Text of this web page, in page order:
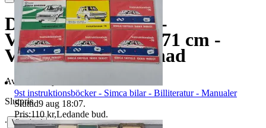
D.M.T. Tho. ET 86 -
Väggbonad - 106 x 71 cm -
Väggprydnad - Bonad
Avslutad
Slutpris
∙ Visa bud
9st instruktionsböcker - Simca bilar - Billiteratur - Manualer
Sluttid9 aug 18:07.
Pris:110 kr,Ledande bud.